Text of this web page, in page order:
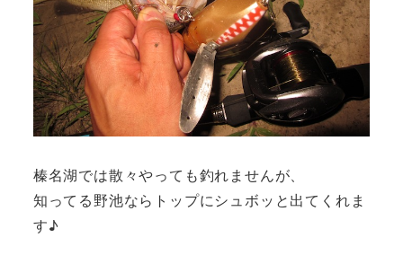
榛名湖では散々やっても釣れませんが、
知ってる野池ならトップにシュボッと出てくれま
す♪